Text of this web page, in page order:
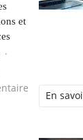
et
En